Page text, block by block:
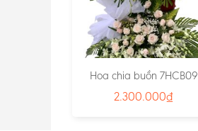
Hoa chia buồn 7HCB09
2.300.000₫